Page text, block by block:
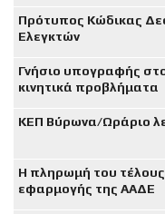
Πρότυπος Κώδικας
Ελεγκτών
Γνήσιο υπογραφής
κινητικά προβλήματα
ΚΕΠ Βύρωνα/Ωράριο
Η πληρωμή του τέλους
εφαρμογής της ΑΑΔΕ